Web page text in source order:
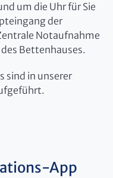
um die Uhr für Sie
der
Notaufnahme
Bettenhauses.
sind in unserer
App